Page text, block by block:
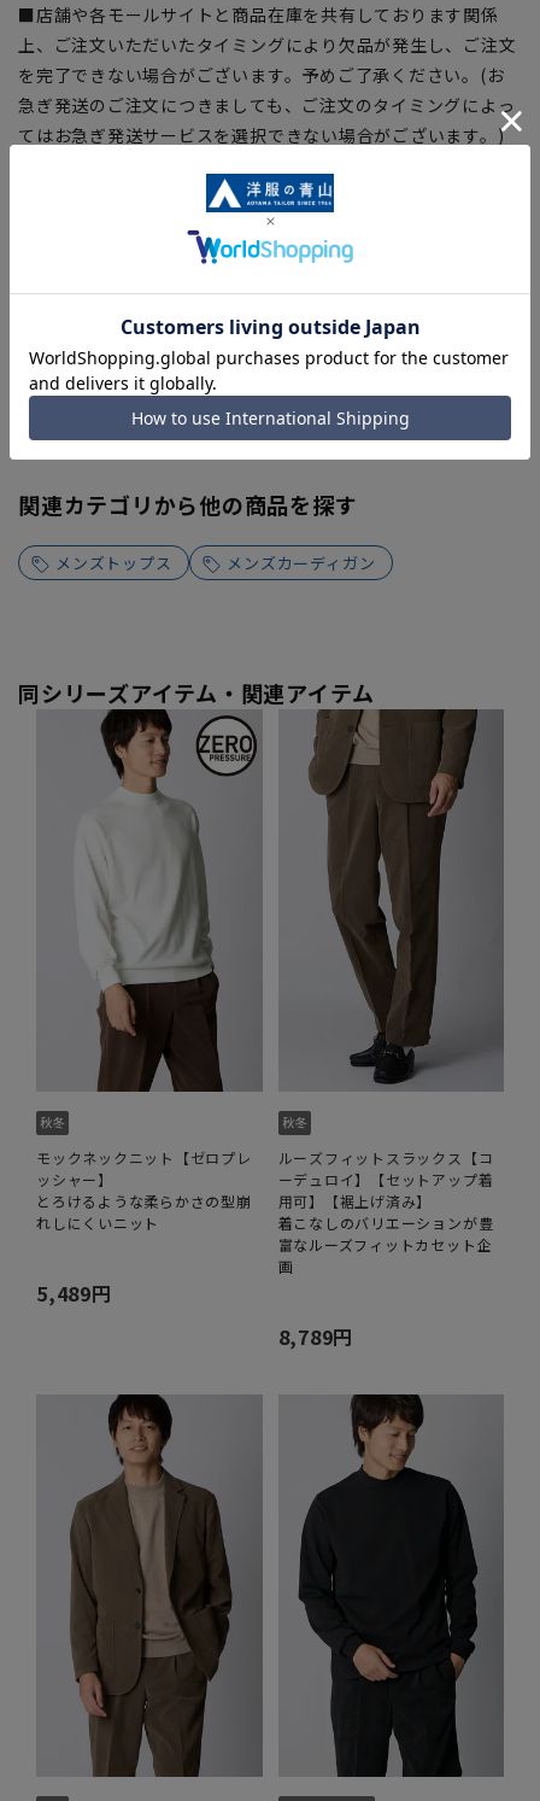
■店舗や各モールサイトと商品在庫を共有しております関係
上、ご注文いただいたタイミングにより欠品が発生し、ご注文
を完了できない場合がございます。予めご了承ください。(お
急ぎ発送のご注文につきましても、ご注文のタイミングによっ
てはお急ぎ発送サービスを選択できない場合がございます。)
関連カテゴリから他の商品を探す
メンズトップス メンズカーディガン
同シリーズアイテム・関連アイテム
モックネックニット【ゼロプレ
ッシャー】
とろけるような柔らかさの型崩
れしにくいニット
5,489円
ルーズフィットスラックス【コ
ーデュロイ】【セットアップ着
用可】【裾上げ済み】
着こなしのバリエーションが豊
富なルーズフィットカセット企
画
8,789円